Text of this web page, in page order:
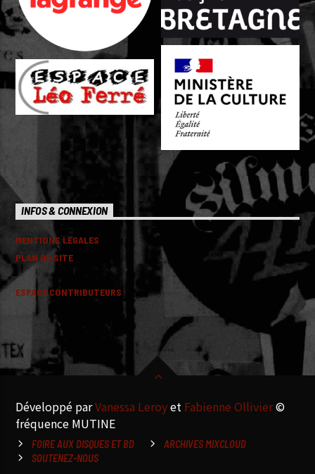
INFOS & CONNEXION
MENTIONS LEGALES
PLAN DU SITE
ESPACE CONTRIBUTEURS
Développé parVanessa Leroyet Fabienne Ollivier©
fréquence MUTINE
FOIRE AUX DISQUES ET BD
ARCHIVES MIXCLOUD
SOUTENEZ-NOUS